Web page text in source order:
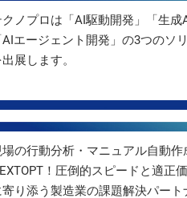
クノプロは「AI駆動開発」「生成
AIエージェント開発」の3つのソ
出展します。
場の行動分析・マニュアル自動作
！圧倒的スピードと適正
寄り添う製造業の課題解決パート